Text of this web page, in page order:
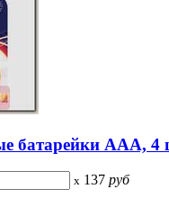
батарейки ААА, 4
x 137 руб